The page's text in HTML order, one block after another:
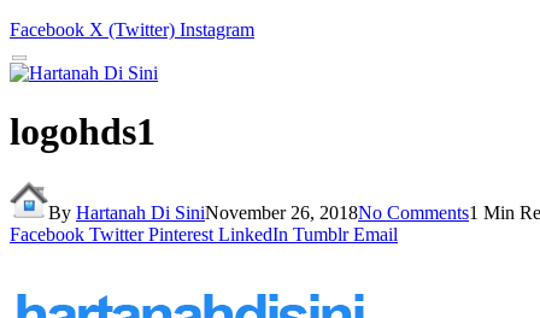
Facebook X (Twitter) Instagram
logohds1
By Hartanah Di SiniNovember 26, 2018No Comments1 Min
Facebook Twitter Pinterest LinkedIn Tumblr Email